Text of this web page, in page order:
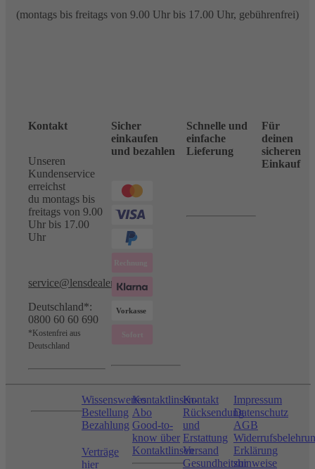
(montags bis freitags von 9.00 Uhr bis 17.00 Uhr, gebührenfrei)
Kontakt
Unseren
Kundenservice
erreichst
du montags bis
freitags von 9.00
Uhr bis 17.00
Uhr
service@lensdealer.com
Deutschland*:
0800 60 60 690
*Kostenfrei aus
Deutschland
Sicher
einkaufen
und bezahlen
Schnelle und
einfache
Lieferung
Für
deinen
sicheren
Einkauf
Wissenswertes
Bestellung
Bezahlung
Verträge
hier
Kontaktlinsen-
Abo
Good-to-
know über
Kontaktlinsen
Kontakt
Rücksendung
und
Erstattung
Versand
Gesundheitshinweise
Impressum
Datenschutz
AGB
Erklärung
zur